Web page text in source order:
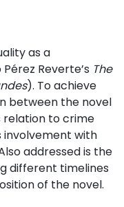
as a
Reverte’s The
). To achieve
between the novel
relation to crime
involvement with
addressed is the
different timelines
of the novel.